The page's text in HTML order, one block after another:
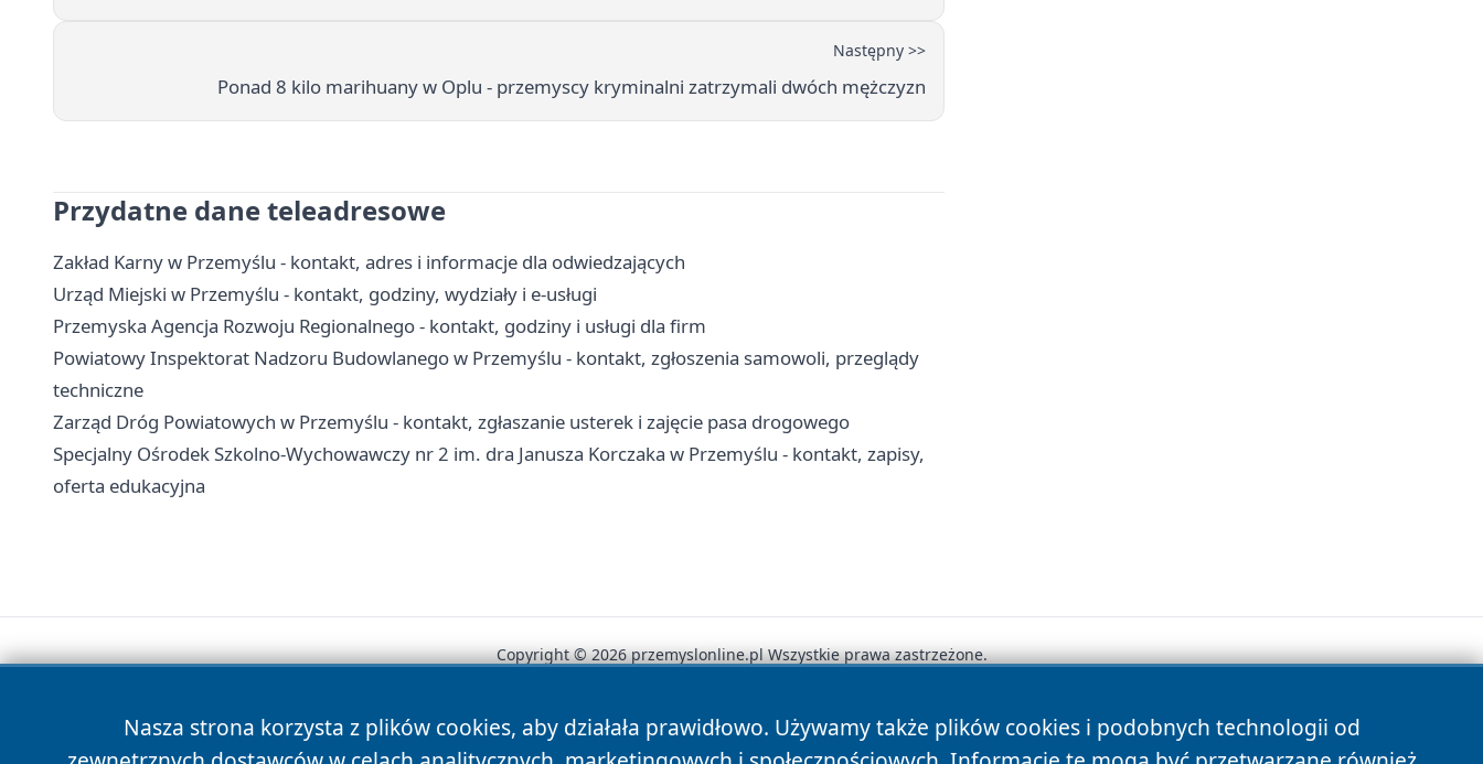
Następny >>
Ponad 8 kilo marihuany w Oplu - przemyscy kryminalni zatrzymali dwóch mężczyzn
Przydatne dane teleadresowe
Zakład Karny w Przemyślu - kontakt, adres i informacje dla odwiedzających
Urząd Miejski w Przemyślu - kontakt, godziny, wydziały i e-usługi
Przemyska Agencja Rozwoju Regionalnego - kontakt, godziny i usługi dla firm
Powiatowy Inspektorat Nadzoru Budowlanego w Przemyślu - kontakt, zgłoszenia samowoli, przeglądy
techniczne
Zarząd Dróg Powiatowych w Przemyślu - kontakt, zgłaszanie usterek i zajęcie pasa drogowego
Specjalny Ośrodek Szkolno-Wychowawczy nr 2 im. dra Janusza Korczaka w Przemyślu - kontakt, zapisy,
oferta edukacyjna
Nasza strona korzysta z plików cookies, aby działała prawidłowo. Używamy także plików cookies i podobnych technologii od
Copyright © 2026 przemyslonline.pl Wszystkie prawa zastrzeżone.
News Autorzy Polityka Prywatności Polityka Cookies